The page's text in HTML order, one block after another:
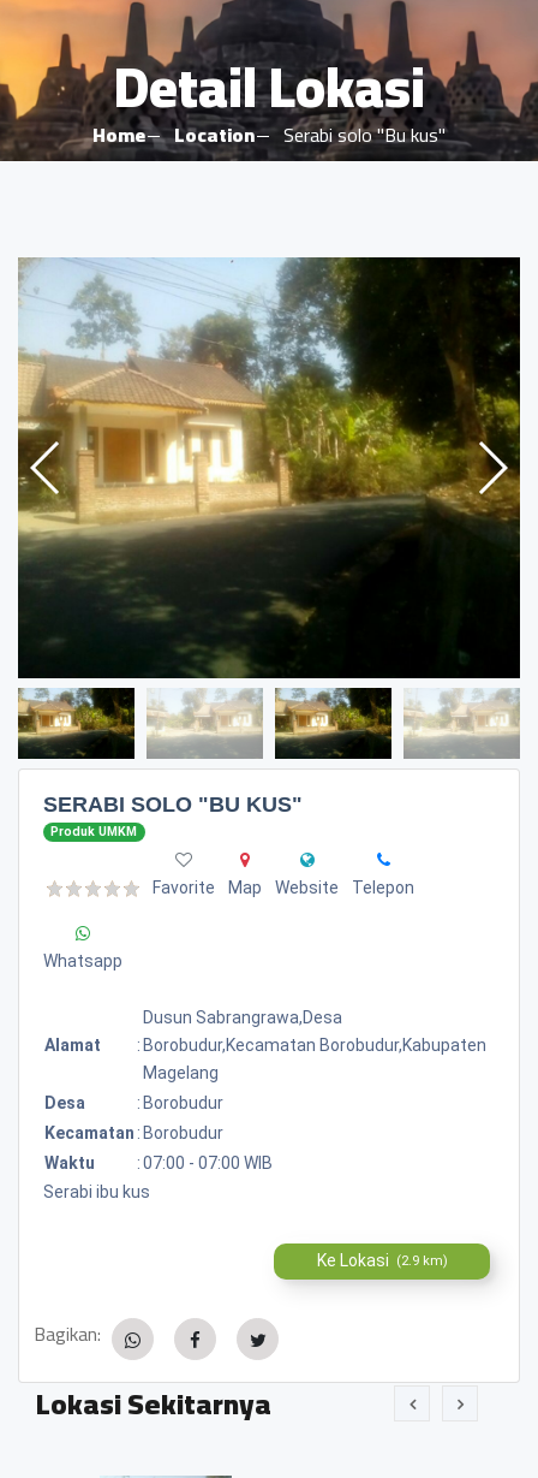
Detail Lokasi
Home Location Serabi solo "Bu kus"
SERABI SOLO "BU KUS"
Produk UMKM
Favorite Map Website Telepon
Whatsapp
Alamat :
Dusun Sabrangrawa,desa
Borobudur,kecamatan Borobudur,kabupaten
Magelang
Desa
: Borobudur
Kecamatan : Borobudur
Waktu
:07:00 - 07:00 WIB
Serabi ibu kus
Ke Lokasi (2.9 km)
Bagikan:
Lokasi Sekitarnya